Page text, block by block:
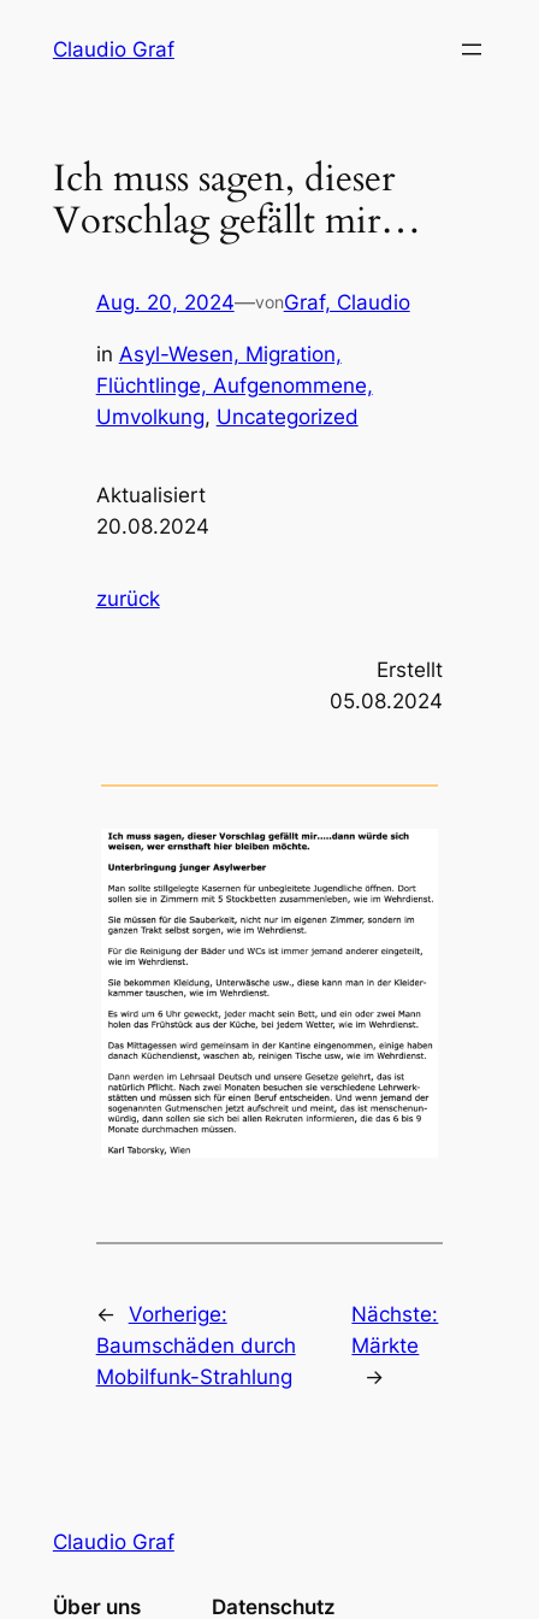
InhaltClaudio Graf
Ich muss sagen, dieser
Vorschlag gefällt mir…
Aug. 20, 2024—vonGraf, Claudio
in Asyl-Wesen, Migration,
Flüchtlinge, Aufgenommene,
Umvolkung, Uncategorized
Aktualisiert
20.08.2024
zurück
Erstellt
05.08.2024
← Vorherige:
Baumschäden durch
Mobilfunk-Strahlung
Nächste:
Märkte
→
Claudio Graf
Über uns Datenschutz